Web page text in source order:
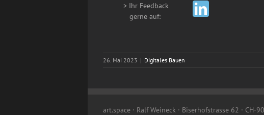
> Ihr Feedback
gerne auf:
26. Mai 2023 | Digitales Bauen
art.space · Ralf Weineck · Biserhofstrasse 62 · CH-